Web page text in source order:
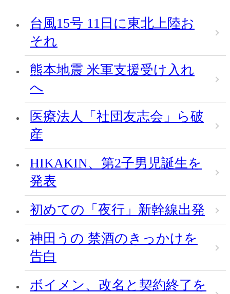
台風15号 11日に東北上陸お
それ
熊本地震 米軍支援受け入れ
へ
医療法人「社団友志会」ら破
産
HIKAKIN、第2子男児誕生を
発表
初めての「夜行」新幹線出発
神田うの 禁酒のきっかけを
告白
ボイメン、改名と契約終了を